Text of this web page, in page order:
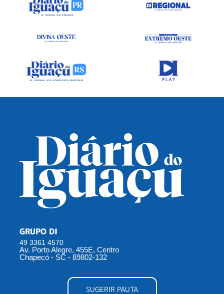
GRUPO DI
49 3361 4570
Av. Porto Alegre, 455E, Centro
Chapecó - SC - 89802-132
SUGERIR PAUTA